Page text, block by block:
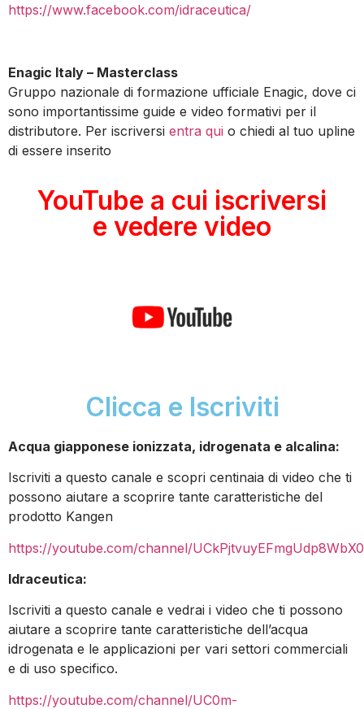
https://www.facebook.com/idraceutica/
Enagic Italy – Masterclass
Gruppo nazionale di formazione ufficiale Enagic, dove ci
sono importantissime guide e video formativi per il
distributore. Per iscriversi entra qui o chiedi al tuo upline
di essere inserito
YouTube a cui iscriversi
e vedere video
Clicca e Iscriviti
Acqua giapponese ionizzata, idrogenata e alcalina:
Iscriviti a questo canale e scopri centinaia di video che ti
possono aiutare a scoprire tante caratteristiche del
prodotto Kangen
https://youtube.com/channel/
Idraceutica:
Iscriviti a questo canale e vedrai i video che ti possono
aiutare a scoprire tante caratteristiche dell’acqua
idrogenata e le applicazioni per vari settori commerciali
e di uso specifico.
https://youtube.com/channel/UC0m-